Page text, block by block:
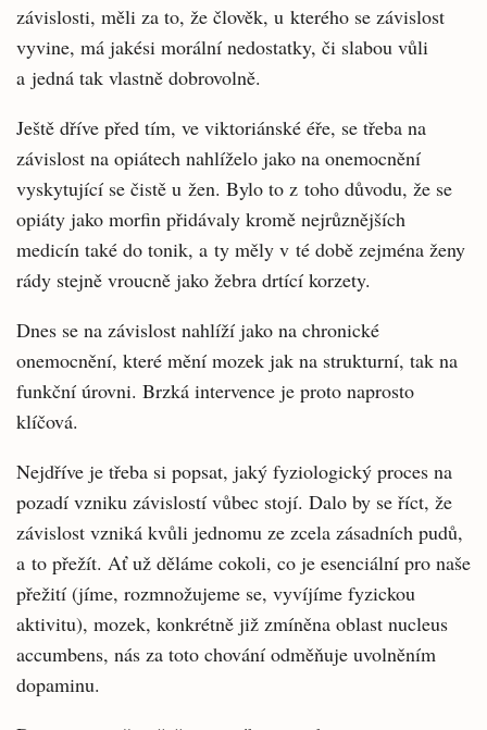
závislosti, měli za to, že člověk, u kterého se závislost
vyvine, má jakési morální nedostatky, či slabou vůli
a jedná tak vlastně dobrovolně.
Ještě dříve před tím, ve viktoriánské éře, se třeba na
závislost na opiátech nahlíželo jako na onemocnění
vyskytující se čistě u žen. Bylo to z toho důvodu, že se
opiáty jako morfin přidávaly kromě nejrůznějších
medicín také do tonik, a ty měly v té době zejména ženy
rády stejně vroucně jako žebra drtící korzety.
Dnes se na závislost nahlíží jako na chronické
onemocnění, které mění mozek jak na strukturní, tak na
funkční úrovni. Brzká intervence je proto naprosto
klíčová.
Nejdříve je třeba si popsat, jaký fyziologický proces na
pozadí vzniku závislostí vůbec stojí. Dalo by se říct, že
závislost vzniká kvůli jednomu ze zcela zásadních pudů,
a to přežít. Ať už děláme cokoli, co je esenciální pro naše
přežití (jíme, rozmnožujeme se, vyvíjíme fyzickou
aktivitu), mozek, konkrétně již zmíněna oblast nucleus
accumbens, nás za toto chování odměňuje uvolněním
dopaminu.